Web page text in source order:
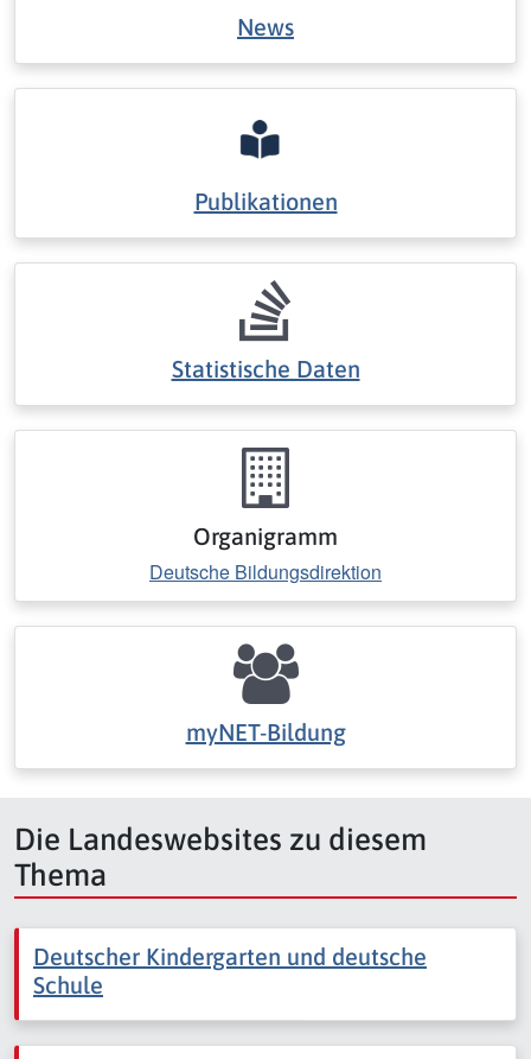
News
Publikationen
Statistische Daten
Organigramm
Deutsche Bildungsdirektion
myNET-Bildung
Die Landeswebsites zu diesem
Thema
Deutscher Kindergarten und deutsche
Schule